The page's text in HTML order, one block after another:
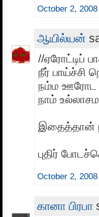
October 2, 2008
ஆயில்யன்
//ஏரோட்டிப்
நீர் பாய்ச்சி
நம்ம
நாம்
இதைத்தான்
புதிர்
October 2, 2008
கானா பிரபா